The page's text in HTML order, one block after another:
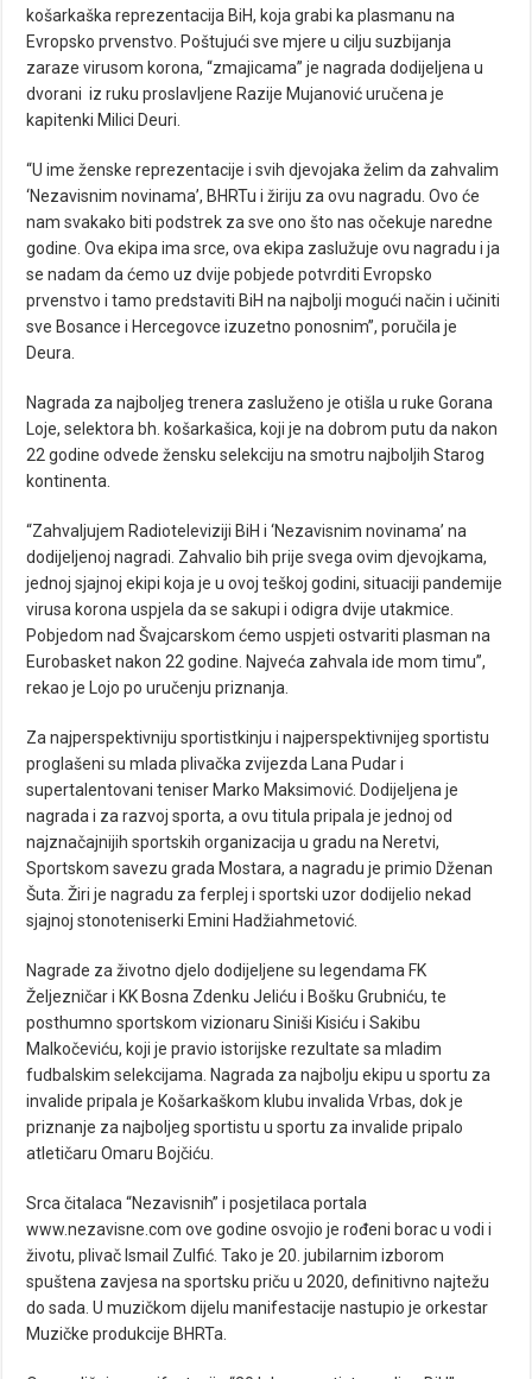
košarkaška reprezentacija BiH, koja grabi ka plasmanu na
Evropsko prvenstvo. Poštujući sve mjere u cilju suzbijanja
zaraze virusom korona, “zmajicama” je nagrada dodijeljena u
dvorani iz ruku proslavljene Razije Mujanović uručena je
kapitenki Milici Deuri.
“U ime ženske reprezentacije i svih djevojaka želim da zahvalim
‘Nezavisnim novinama’, BHRTu i žiriju za ovu nagradu. Ovo će
nam svakako biti podstrek za sve ono što nas očekuje naredne
godine. Ova ekipa ima srce, ova ekipa zaslužuje ovu nagradu i ja
se nadam da ćemo uz dvije pobjede potvrditi Evropsko
prvenstvo i tamo predstaviti BiH na najbolji mogući način i učiniti
sve Bosance i Hercegovce izuzetno ponosnim”, poručila je
Deura.
Nagrada za najboljeg trenera zasluženo je otišla u ruke Gorana
Loje, selektora bh. košarkašica, koji je na dobrom putu da nakon
22 godine odvede žensku selekciju na smotru najboljih Starog
kontinenta.
“Zahvaljujem Radioteleviziji BiH i ‘Nezavisnim novinama’ na
dodijeljenoj nagradi. Zahvalio bih prije svega ovim djevojkama,
jednoj sjajnoj ekipi koja je u ovoj teškoj godini, situaciji pandemije
virusa korona uspjela da se sakupi i odigra dvije utakmice.
Pobjedom nad Švajcarskom ćemo uspjeti ostvariti plasman na
Eurobasket nakon 22 godine. Najveća zahvala ide mom timu”,
rekao je Lojo po uručenju priznanja.
Za najperspektivniju sportistkinju i najperspektivnijeg sportistu
proglašeni su mlada plivačka zvijezda Lana Pudar i
supertalentovani teniser Marko Maksimović. Dodijeljena je
nagrada i za razvoj sporta, a ovu titula pripala je jednoj od
najznačajnijih sportskih organizacija u gradu na Neretvi,
Sportskom savezu grada Mostara, a nagradu je primio Dženan
Šuta. Žiri je nagradu za ferplej i sportski uzor dodijelio nekad
sjajnoj stonoteniserki Emini Hadžiahmetović.
Nagrade za životno djelo dodijeljene su legendama FK
Željezničar i KK Bosna Zdenku Jeliću i Bošku Grubniću, te
posthumno sportskom vizionaru Siniši Kisiću i Sakibu
Malkočeviću, koji je pravio istorijske rezultate sa mladim
fudbalskim selekcijama. Nagrada za najbolju ekipu u sportu za
invalide pripala je Košarkaškom klubu invalida Vrbas, dok je
priznanje za najboljeg sportistu u sportu za invalide pripalo
atletičaru Omaru Bojčiću.
Srca čitalaca “Nezavisnih” i posjetilaca portala
www.nezavisne.com ove godine osvojio je rođeni borac u vodi i
životu, plivač Ismail Zulfić. Tako je 20. jubilarnim izborom
spuštena zavjesa na sportsku priču u 2020, definitivno najtežu
do sada. U muzičkom dijelu manifestacije nastupio je orkestar
Muzičke produkcije BHRTa.